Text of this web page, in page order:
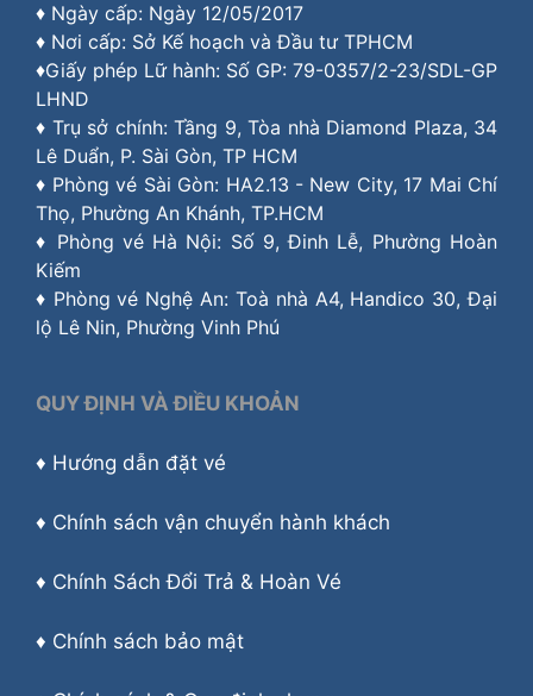
♦ Ngày cấp: Ngày 12/05/2017
♦ Nơi cấp: Sở Kế hoạch và Đầu tư TPHCM
♦Giấy phép Lữ hành: Số GP: 79-0357/2-23/SDL-GP
LHND
♦ Trụ sở chính: Tầng 9, Tòa nhà Diamond Plaza, 34
Lê Duẩn, P. Sài Gòn, TP HCM
♦ Phòng vé Sài Gòn: HA2.13 - New City, 17 Mai Chí
Thọ, Phường An Khánh, TP.HCM
♦ Phòng vé Hà Nội: Số 9, Đinh Lễ, Phường Hoàn
Kiếm
♦ Phòng vé Nghệ An: Toà nhà A4, Handico 30, Đại
lộ Lê Nin, Phường Vinh Phú
QUY ĐỊNH VÀ ĐIỀU KHOẢN
♦ Hướng dẫn đặt vé
♦ Chính sách vận chuyển hành khách
♦ Chính Sách Đổi Trả & Hoàn Vé
♦ Chính sách bảo mật